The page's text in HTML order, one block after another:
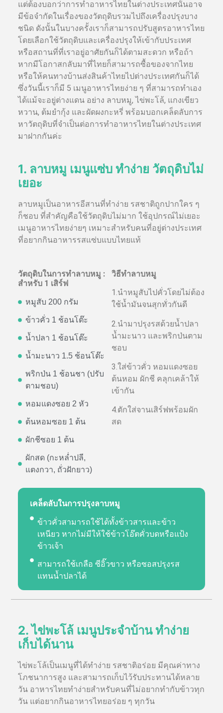
แต่ต้องบอกว่าการทำอาหารไทยในต่างประเทศนั้นอาจ
มีข้อจำกัดในเรื่องของวัตถุดิบรวมไปถึงเครื่องปรุงบาง
ชนิด ดังนั้นในบางครั้งเราก็สามารถปรับสูตรอาหารไทย
โดยเลือกใช้วัตถุดิบและเครื่องปรุงให้เข้ากับประเทศ
หรือสถานที่ที่เราอยู่อาศัยกันก็ได้ตามสะดวก หรือถ้า
หากมีโอกาสกลับมาที่ไทยก็สามารถซื้อของจากไทย
หรือให้คนทางบ้านส่งสินค้าไทยไปต่างประเทศกันก็ได้
ซึ่งวันนี้เราก็มี 5 เมนูอาหารไทยง่าย ๆ ที่สามารถทำเอง
ได้แม้จะอยู่ต่างแดน อย่าง ลาบหมู, ไข่พะโล้, แกงเขียว
หวาน, ต้มยำกุ้ง และผัดผงกะหรี่ พร้อมบอกเคล็ดลับการ
หาวัตถุดิบที่จำเป็นต่อการทำอาหารไทยในต่างประเทศ
มาฝากกันค่ะ
1. ลาบหมู เมนูแซ่บ ทำง่าย วัตถุดิบไม่
เยอะ
ลาบหมูเป็นอาหารอีสานที่ทำง่าย รสชาติถูกปากใคร ๆ
ก็ชอบ ที่สำคัญคือใช้วัตถุดิบไม่มาก ใช้อุปกรณ์ไม่เยอะ
เมนูอาหารไทยง่ายๆ เหมาะสำหรับคนที่อยู่ต่างประเทศ
ที่อยากกินอาหารรสแซ่บแบบไทยแท้
วัตถุดิบในการทำลาบหมู :
สำหรับ 1 เสิร์ฟ
หมูสับ 200 กรัม
ข้าวคั่ว 1 ช้อนโต๊ะ
น้ำปลา 1 ช้อนโต๊ะ
น้ำมะนาว 1.5 ช้อนโต๊ะ
พริกป่น 1 ช้อนชา (ปรับ
ตามชอบ)
หอมแดงซอย 2 หัว
ต้นหอมซอย 1 ต้น
ผักชีซอย 1 ต้น
ผักสด (กะหล่ำปลี,
แตงกวา, ถั่วฝักยาว)
วิธีทำลาบหมู
1.นำหมูสับไปคั่วโดยไม่ต้อง
ใช้น้ำมันจนสุกทั่วกันดี
2.นำมาปรุงรสด้วยน้ำปลา
น้ำมะนาว และพริกป่นตาม
ชอบ
3.ใส่ข้าวคั่ว หอมแดงซอย
ต้นหอม ผักชี คลุกเคล้าให้
เข้ากัน
4.ตักใส่จานเสิร์ฟพร้อมผัก
สด
เคล็ดลับในการปรุงลาบหมู
ข้าวคั่วสามารถใช้ได้ทั้งข้าวสารและข้าว
เหนียว หากไม่มีให้ใช้ข้าวโอ๊ตคั่วบดหรือแป้ง
ข้าวเจ้า
สามารถใช้เกลือ ซีอิ๊วขาว หรือซอสปรุงรส
แทนน้ำปลาได้
2. ไข่พะโล้ เมนูประจำบ้าน ทำง่าย
เก็บได้นาน
ไข่พะโล้เป็นเมนูที่ได้ทำง่าย รสชาติอร่อย มีคุณค่าทาง
โภชนาการสูง และสามารถเก็บไว้รับประทานได้หลาย
วัน อาหารไทยทำง่ายสำหรับคนที่ไม่อยากทำกับข้าวทุก
วัน แต่อยากกินอาหารไทยอร่อย ๆ ทุกวัน